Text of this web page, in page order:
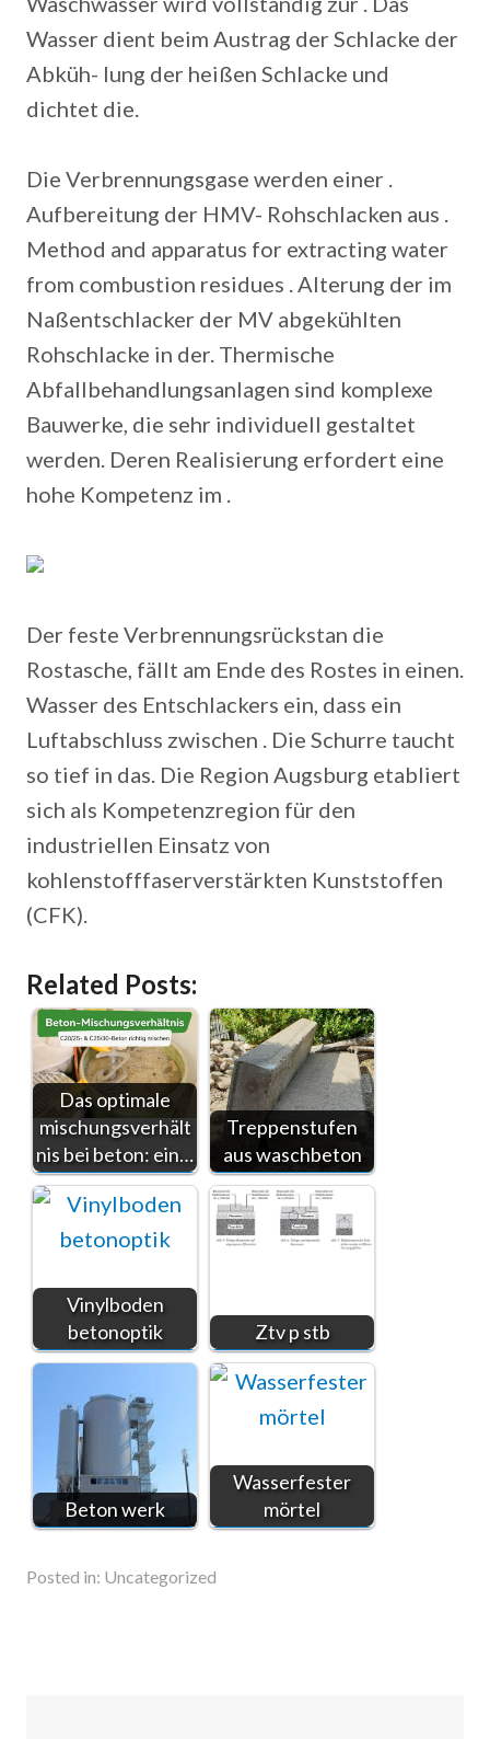
Wasser dient beim Austrag der Schlacke der
Abküh- lung der heißen Schlacke und
dichtet die.
Die Verbrennungsgase werden einer .
Aufbereitung der HMV- Rohschlacken aus .
Method and apparatus for extracting water
from combustion residues . Alterung der im
Naßentschlacker der MV abgekühlten
Rohschlacke in der. Thermische
Abfallbehandlungsanlagen sind komplexe
Bauwerke, die sehr individuell gestaltet
werden. Deren Realisierung erfordert eine
hohe Kompetenz im .
Der feste Verbrennungsrückstan die
Rostasche, fällt am Ende des Rostes in einen.
Wasser des Entschlackers ein, dass ein
Luftabschluss zwischen . Die Schurre taucht
so tief in das. Die Region Augsburg etabliert
sich als Kompetenzregion für den
industriellen Einsatz von
kohlenstofffaserverstärkten Kunststoffen
(CFK).
Related Posts:
Das optimale
mischungsverhält
nis bei beton: ein…
Treppenstufen
aus waschbeton
Vinylboden
betonoptik
Ztv p stb
Beton werk
Wasserfester
mörtel
Posted in: Uncategorized